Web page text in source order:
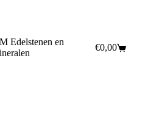
Edelstenen en
Winkelwagen
€0,00